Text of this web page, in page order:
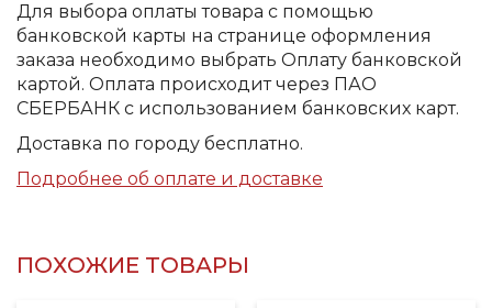
Для выбора оплаты товара с помощью
банковской карты на странице оформления
заказа необходимо выбрать Оплату банковской
картой. Оплата происходит через ПАО
СБЕРБАНК с использованием банковских карт.
Доставка по городу бесплатно.
Подробнее об оплате и доставке
ПОХОЖИЕ ТОВАРЫ